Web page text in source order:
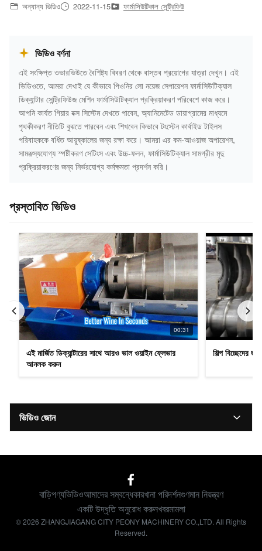
অন্যান্য ভিডিও 2022-11-15 ফার্মাসিউটিকাল সেন্ট্রিফিউ
ভিডিও বর্ণনা
এই সংক্ষিপ্ত ওভারভিউতে বৈশিষ্ট্য বিবরণ থেকে বাস্তব প্রয়োগের যাত্রা দেখুন। এই
ভিডিওতে, আমরা দেখাই যে কীভাবে পিওনির লো নয়েজ সেপারেশন ফার্মাসিউটিক্যাল
ডিক্যান্টার সেন্ট্রিফিউজ মেশিন ফার্মাসিউটিক্যাল প্রক্রিয়াকরণ পরিবেশে কাজ করে।
আপনি কার্যত গিয়ার বক্স সিস্টেম দেখতে পাবেন, অ্যানিমেটেড ডায়াগ্রামের মাধ্যমে
পৃথকীকরণ নীতিটি বুঝতে পারবেন এবং শিখবেন কিভাবে টংস্টেন কার্বাইড টাইলস
পরিবাহককে বর্ধিত আয়ুষ্কালের জন্য রক্ষা করে। আমরা এর কম-আওয়াজ অপারেশন,
সামঞ্জস্যযোগ্য স্পষ্টীকরণ সেটিংস এবং উচ্চ-ফলন, ফার্মাসিউটিক্যাল সামগ্রীর মৃদু
প্রক্রিয়াকরণের জন্য নির্ভরযোগ্য কর্মক্ষমতা প্রদর্শন করি।
প্রস্তাবিত ভিডিও
00:31
এই মার্জিত ডিক্যান্টারের সাথে আরও ভাল ওয়াইন ফ্লেভার
আনলক করুন
শিল্প বিচ্ছেদের
ভিডিও জোন
张雷视频
小斯视频
বাড়িপণ্যভিডিওআমাদের সম্বন্ধেকারখানা পরিদর্শনগুণমান নিয়ন্ত্রণ
একটি উদ্ধৃতি অনুরোধ করুনখবরমামলা
© 2026 ZHANGJIAGANG CITY PEONY MACHINERY CO.,LTD. All Rights
Reserved.